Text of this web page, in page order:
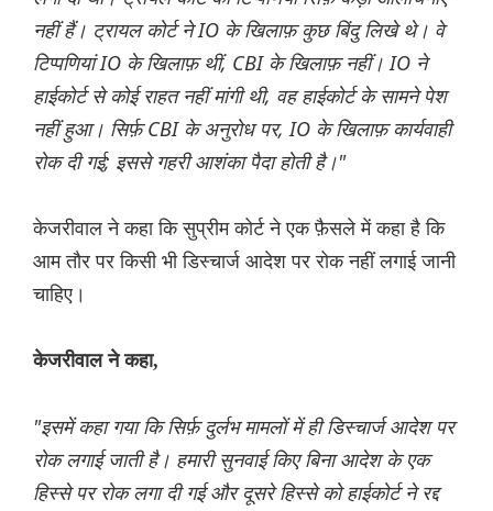
नहीं हैं। ट्रायल कोर्ट ने IO के खिलाफ़ कुछ बिंदु लिखे थे। वे
टिप्पणियां IO के खिलाफ़ थीं, CBI के खिलाफ़ नहीं। IO ने
हाईकोर्ट से कोई राहत नहीं मांगी थी, वह हाईकोर्ट के सामने पेश
नहीं हुआ। सिर्फ़ CBI के अनुरोध पर, IO के खिलाफ़ कार्यवाही
रोक दी गई; इससे गहरी आशंका पैदा होती है।"
केजरीवाल ने कहा कि सुप्रीम कोर्ट ने एक फ़ैसले में कहा है कि
आम तौर पर किसी भी डिस्चार्ज आदेश पर रोक नहीं लगाई जानी
चाहिए।
केजरीवाल ने कहा,
"इसमें कहा गया कि सिर्फ़ दुर्लभ मामलों में ही डिस्चार्ज आदेश पर
रोक लगाई जाती है। हमारी सुनवाई किए बिना आदेश के एक
हिस्से पर रोक लगा दी गई और दूसरे हिस्से को हाईकोर्ट ने रद्द